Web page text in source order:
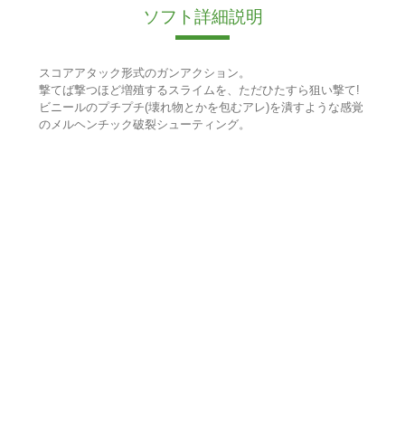
ソフト詳細説明
スコアアタック形式のガンアクション。
撃てば撃つほど増殖するスライムを、ただひたすら狙い撃て!
ビニールのプチプチ(壊れ物とかを包むアレ)を潰すような感覚
のメルヘンチック破裂シューティング。